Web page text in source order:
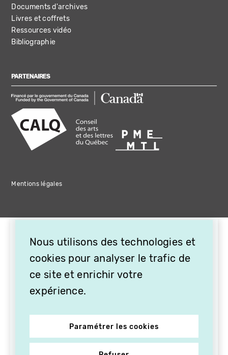
Documents d'archives
Livres et coffrets
Ressources vidéo
Bibliographie
PARTENAIRES
Mentions légales
Nous utilisons des technologies et
cookies pour analyser le trafic de
ce site et enrichir votre
expérience.
Paramétrer les cookies
OFFREZ LA VIDÉO EN
CADEAU, ABONNEZ VOS
PROCHES À VITHÈQUE !